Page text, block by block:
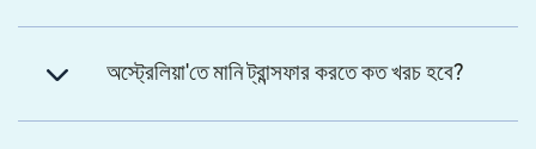
অস্ট্রেলিয়া'তে মানি ট্রান্সফার করতে কত খরচ হবে?